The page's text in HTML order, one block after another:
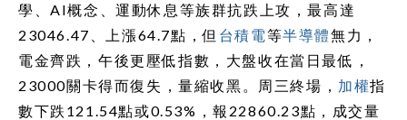
學、AI概念、運動休息等族群抗跌上攻，最高達
23046.47、上漲64.7點，但 台積電等半導體無力，
電金齊跌，午後更壓低指數，大盤收在當日最低，
23000關卡得而復失，量縮收黑。周三終場， 加權指
數下跌121.54點或0.53%，報22860.23點，成交量